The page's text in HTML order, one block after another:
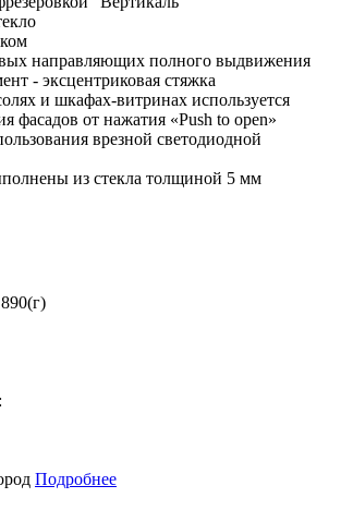
направляющих полного выдвижения
- эксцентриковая стяжка
и шкафах-витринах используется
фасадов от нажатия «Push to open»
врезной светодиодной
из стекла толщиной 5 мм
Подробнее